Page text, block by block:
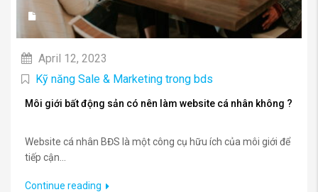
April 12, 2023
Kỹ năng Sale & Marketing trong bds
Môi giới bất động sản có nên làm website cá nhân không ?
Website cá nhân BĐS là một công cụ hữu ích của môi giới để
tiếp cận...
Continue reading